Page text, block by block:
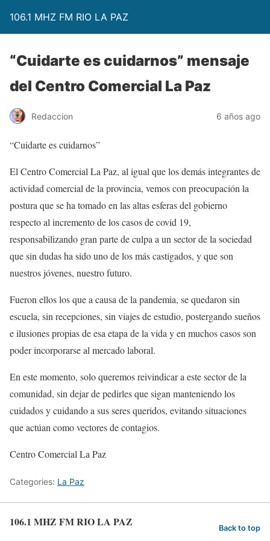
106.1 MHZ FM RIO LA PAZ
“Cuidarte es cuidarnos” mensaje
del Centro Comercial La Paz
Redaccion 6 años ago
“Cuidarte es cuidarnos”
El Centro Comercial La Paz, al igual que los demás integrantes de
actividad comercial de la provincia, vemos con preocupación la
postura que se ha tomado en las altas esferas del gobierno
respecto al incremento de los casos de covid 19,
responsabilizando gran parte de culpa a un sector de la sociedad
que sin dudas ha sido uno de los más castigados, y que son
nuestros jóvenes, nuestro futuro.
Fueron ellos los que a causa de la pandemia, se quedaron sin
escuela, sin recepciones, sin viajes de estudio, postergando sueños
e ilusiones propias de esa etapa de la vida y en muchos casos son
poder incorporarse al mercado laboral.
En este momento, solo queremos reivindicar a este sector de la
comunidad, sin dejar de pedirles que sigan manteniendo los
cuidados y cuidando a sus seres queridos, evitando situaciones
que actúan como vectores de contagios.
Centro Comercial La Paz
Categories: La Paz
106.1 MHZ FM RIO LA PAZ Back to top